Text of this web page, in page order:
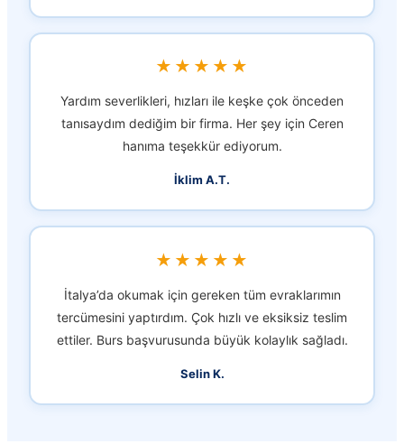
★★★★★
Yardım severlikleri, hızları ile keşke çok önceden
tanısaydım dediğim bir firma. Her şey için Ceren
hanıma teşekkür ediyorum.
İklim A.T.
★★★★★
İtalya’da okumak için gereken tüm evraklarımın
tercümesini yaptırdım. Çok hızlı ve eksiksiz teslim
ettiler. Burs başvurusunda büyük kolaylık sağladı.
Selin K.